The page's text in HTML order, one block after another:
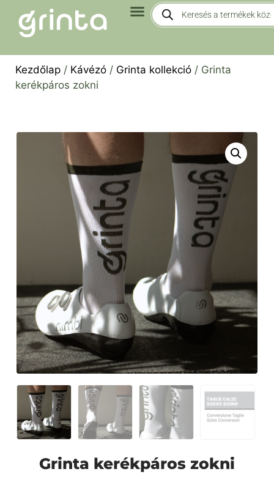
Kezdőlap / Kávézó / Grinta kollekció / Grinta
kerékpáros zokni
Grinta kerékpáros zokni